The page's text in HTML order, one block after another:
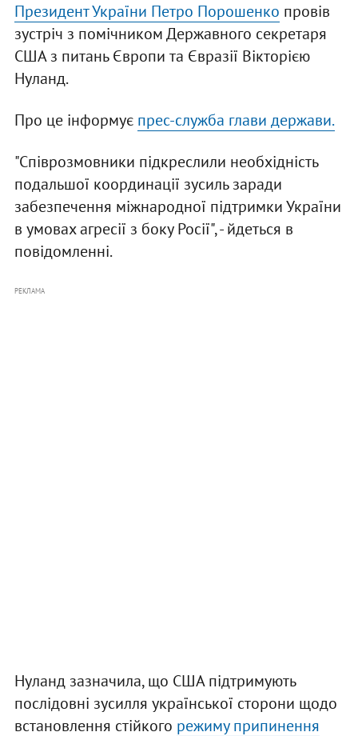
Президент України Петро Порошенко провів
зустріч з помічником Державного секретаря
США з питань Європи та Євразії Вікторією
Нуланд.
Про це інформує прес-служба глави держави.
"Співрозмовники підкреслили необхідність
подальшої координації зусиль заради
забезпечення міжнародної підтримки України
в умовах агресії з боку Росії", - йдеться в
повідомленні.
РЕКЛАМА
Нуланд зазначила, що США підтримують
послідовні зусилля української сторони щодо
встановлення стійкого режиму припинення